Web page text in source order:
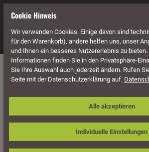
Navigation
Überdachung Terrassenüberdachungen
Skan Holz Aluminium-
Terrassenüberdachung
357 cm, weiß,
Cookie Hinweis
Wir verwenden Cookies. Einige davon sind
für den Warenkorb), andere helfen uns, unser
und Ihnen ein besseres Nutzererlebnis zu
Informationen finden Sie in den Privatsphäre-
Sie Ihre Auswahl auch jederzeit ändern. Rufen
Seite mit der Datenschutzerklärung auf.
Individuelle Einstellungen
Alle akzeptieren